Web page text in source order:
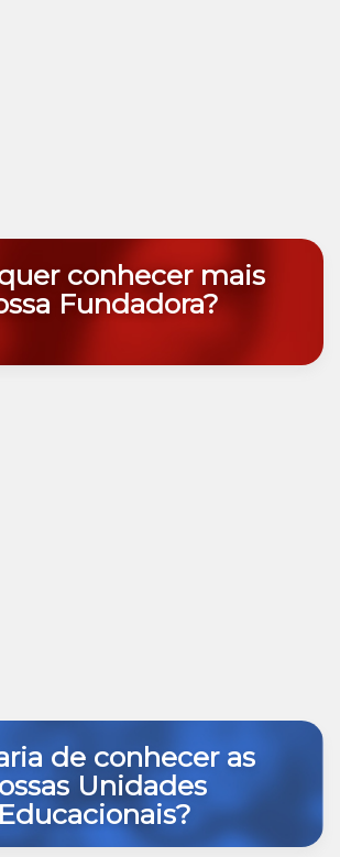
conhecer mais
Fundadora?
de conhecer as
Unidades
Educacionais?